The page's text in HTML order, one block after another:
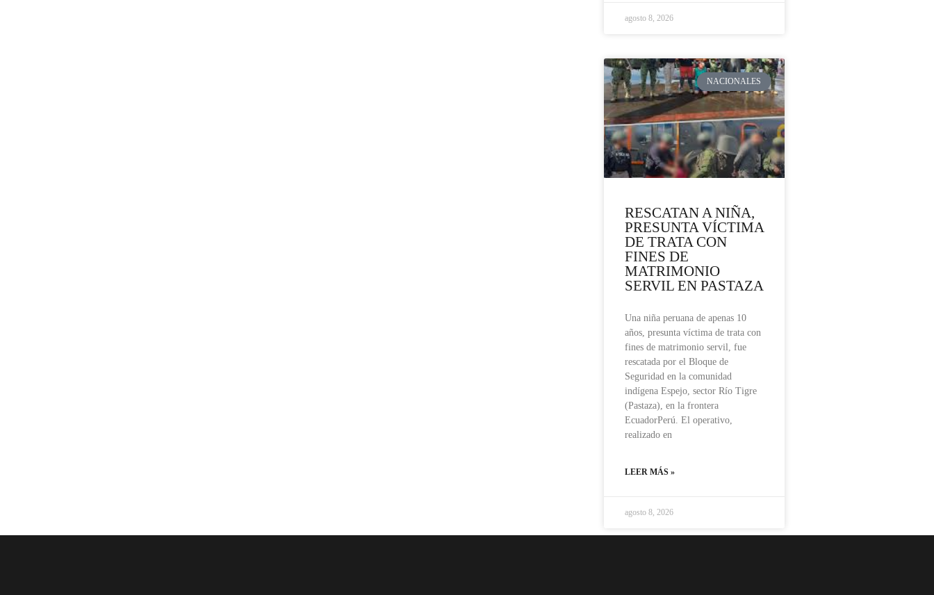
agosto 8, 2026
NACIONALES
RESCATAN A NIÑA,
PRESUNTA VÍCTIMA
DE TRATA CON
FINES DE
MATRIMONIO
SERVIL EN PASTAZA
Una niña peruana de apenas 10
años, presunta víctima de trata con
fines de matrimonio servil, fue
rescatada por el Bloque de
Seguridad en la comunidad
indígena Espejo, sector Río Tigre
(Pastaza), en la frontera
EcuadorPerú. El operativo,
realizado en
LEER MÁS »
agosto 8, 2026